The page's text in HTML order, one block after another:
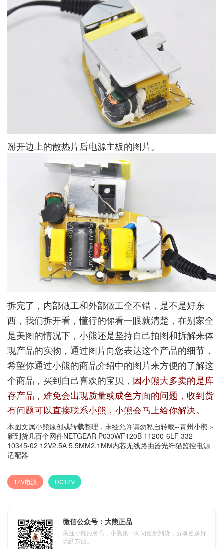
掰开边上的散热片后电源主板的图片。
拆完了，内部做工和外部做工全不错，是不是好东
西，我们拆开看，懂行的你看一眼就清楚，在别家全
是美图的情况下，小熊还是坚持自己拍图和拆解来体
现产品的实物，通过图片向您表达这个产品的细节，
希望你通过小熊的商品介绍中的图片来方便的了解这
个商品，买到自己喜欢的宝贝， 因小熊大多卖的是库
存产品，难免会出现质量或成色方面的问题，收到货
有问题可以直接联系小熊，小熊会马上给你解决。
本图文属小熊原创或转载整理，未经允许请勿私自转载--青州小熊 »
新到货几百个网件NETGEAR P030WF120B 11200-6LF 332-
10345-02 12V2.5A 5.5MM2.1MM内芯无线路由器光纤猫监控电源
适配器
12V电源 DC12V
微信公众号：大熊正品
关注小熊服务号，小熊第一时间更新到货，分享更多好
玩的东西。